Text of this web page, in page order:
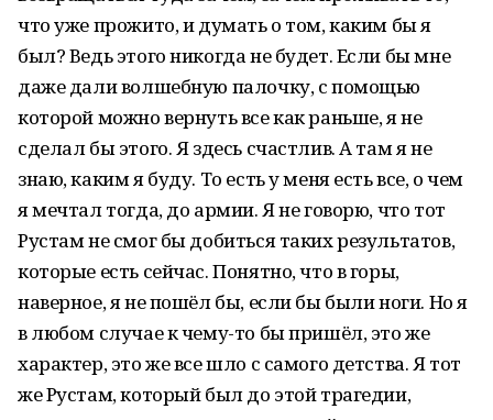
что уже прожито, и думать о том, каким бы я
был? Ведь этого никогда не будет. Если бы мне
даже дали волшебную палочку, с помощью
которой можно вернуть все как раньше, я не
сделал бы этого. Я здесь счастлив. А там я не
знаю, каким я буду. То есть у меня есть все, о чем
я мечтал тогда, до армии. Я не говорю, что тот
Рустам не смог бы добиться таких результатов,
которые есть сейчас. Понятно, что в горы,
наверное, я не пошёл бы, если бы были ноги. Но я
в любом случае к чему-то бы пришёл, это же
характер, это же все шло с самого детства. Я тот
же Рустам, который был до этой трагедии,